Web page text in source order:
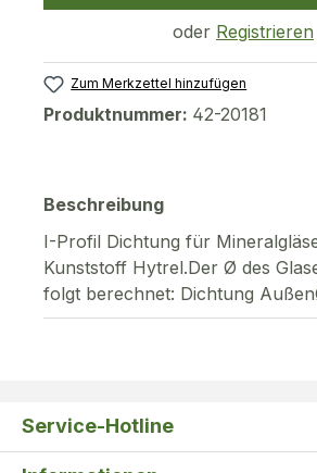
oder Registrieren
Zum Merkzettel hinzufügen
Produktnummer: 42-20181
Beschreibung
I-Profil Dichtung für
Kunststoff Hytrel.Der Ø des
folgt berechnet: Dichtung
Service-Hotline